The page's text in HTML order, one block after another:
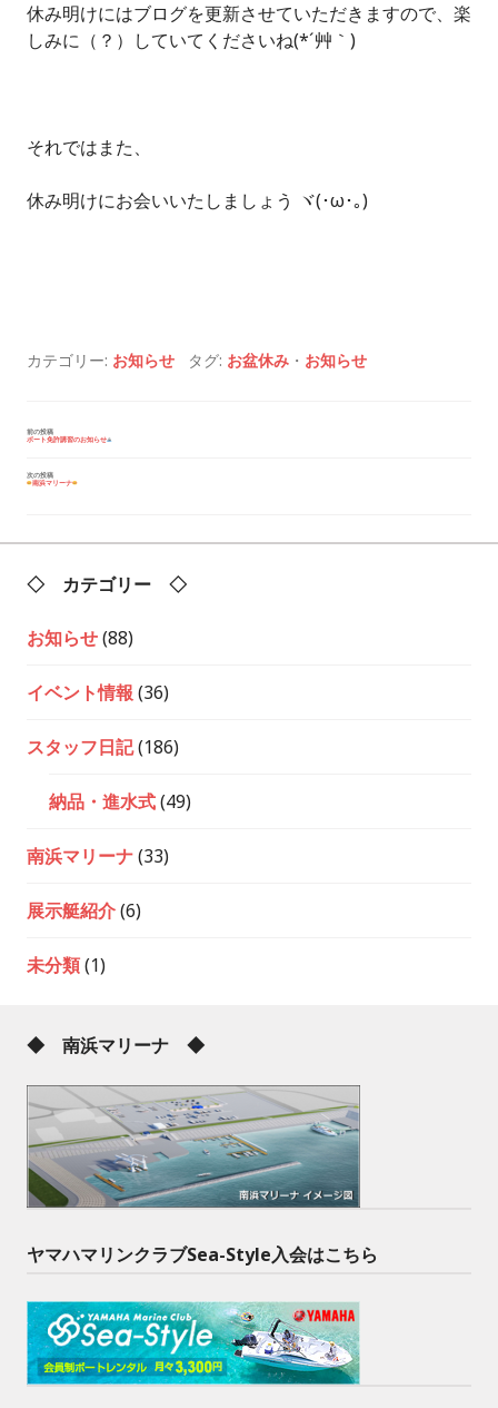
休み明けにはブログを更新させていただきますので、楽
しみに（？）していてくださいね(*´艸｀)
それではまた、
休み明けにお会いいたしましょう ヾ(･ω･｡)
カテゴリー: お知らせ タグ: お盆休み ・ お知らせ
投
稿
ビ
ゲ
ン
前の投稿
ボート免許講習のお知らせ
次の投稿
南浜マリーナ
◇ カテゴリー ◇
お知らせ(88)
イベント情報 (36)
スタッフ日記(186)
納品・進水式(49)
南浜マリーナ(33)
展示艇紹介(6)
未分類(1)
◆ 南浜マリーナ ◆
ヤマハマリンクラブSea-Style入会はこちら